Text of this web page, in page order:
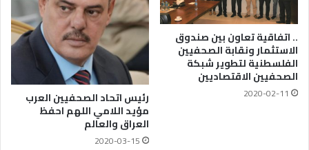
.. اتفاقية تعاون بين صندوق
الاستثمار ونقابة الصحفيين
الفلسطنية لتطوير شبكة
الصحفيين الاقتصاديين
2020-02-11 رئيس اتحاد الصحفيين العرب
مؤيد اللامي اللهم احفظ
العراق والعالم
2020-03-15